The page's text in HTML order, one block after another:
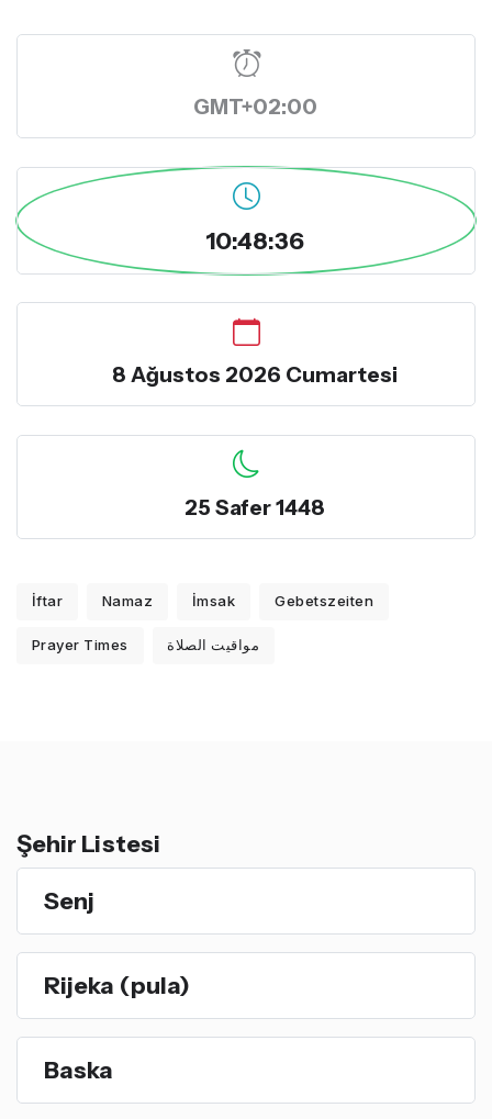
GMT+02:00
10:48:37
8 Ağustos 2026 Cumartesi
25 Safer 1448
İftar Namaz İmsak Gebetszeiten
Prayer Times مواقيت الصلاة
Şehir Listesi
Senj
Rijeka (pula)
Baska